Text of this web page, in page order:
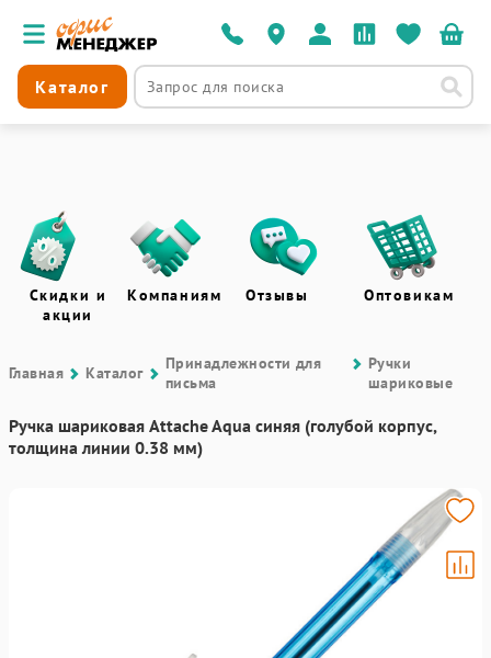
Каталог
Скидки и
акции
Компаниям Отзывы Оптовикам
Главная Каталог
Принадлежности для
письма
Ручки
шариковые
Ручка шариковая Attache Aqua синяя (голубой корпус,
толщина линии 0.38 мм)